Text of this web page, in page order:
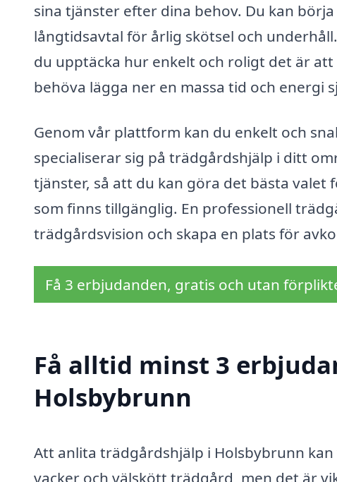
sina tjänster efter dina behov. Du kan
långtidsavtal för årlig skötsel och
du upptäcka hur enkelt och roligt det är
behöva lägga ner en massa tid och energi
Genom vår plattform kan du enkelt och
specialiserar sig på trädgårdshjälp i ditt
tjänster, så att du kan göra det bästa
som finns tillgänglig. En professionell
trädgårdsvision och skapa en plats för
Få 3 erbjudanden, gratis och utan
Få alltid minst 3
Holsbybrunn
Att anlita trädgårdshjälp i Holsbybrunn
vacker och välskött trädgård, men det är